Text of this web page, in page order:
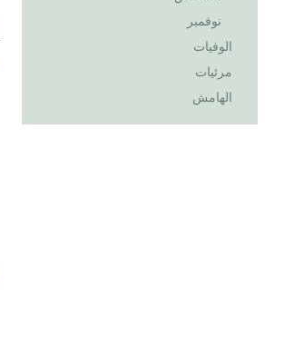
نوفمبر
الوفيات
مرئيات
الهامش